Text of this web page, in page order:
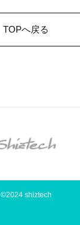
TOPへ戻る
©2024 shiztech